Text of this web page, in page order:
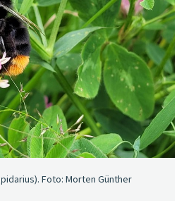
Foto: Morten Günther